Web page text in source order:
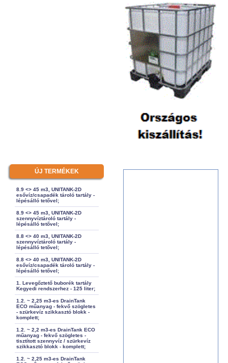
ÚJ TERMÉKEK
8.9 <> 45 m3, UNITANK-2D
esővíz/csapadék tároló tartály -
lépésálló tetővel;
8.9 <> 45 m3, UNITANK-2D
szennyvíztároló tartály -
lépésálló tetővel;
8.8 <> 40 m3, UNITANK-2D
szennyvíztároló tartály -
lépésálló tetővel;
8.8 <> 40 m3, UNITANK-2D
esővíz/csapadék tároló tartály -
lépésálló tetővel;
1. Levegőztető buborék tartály
Kegyedi rendszerhez - 125 liter;
1.2. ~ 2,25 m3-es DrainTank
ECO műanyag - fekvő szögletes
- szürkevíz szikkasztó blokk -
komplett;
1.2. ~ 2,2 m3-es DrainTank ECO
műanyag - fekvő szögletes -
tisztított szennyvíz / szürkevíz
szikkasztó blokk - komplett;
1.2. ~ 2,25 m3-es DrainTank